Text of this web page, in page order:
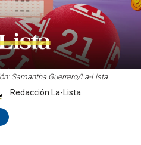
Samantha Guerrero/La-Lista.
Redacción La-Lista